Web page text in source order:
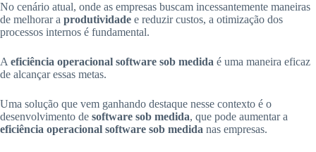
No cenário atual, onde as empresas buscam incessantemente maneiras
de melhorar a produtividade e reduzir custos, a otimização dos
processos internos é fundamental.
A eficiência operacional software sob medida é uma maneira eficaz
de alcançar essas metas.
Uma solução que vem ganhando destaque nesse contexto é o
desenvolvimento de software sob medida, que pode aumentar a
eficiência operacional software sob medida nas empresas.